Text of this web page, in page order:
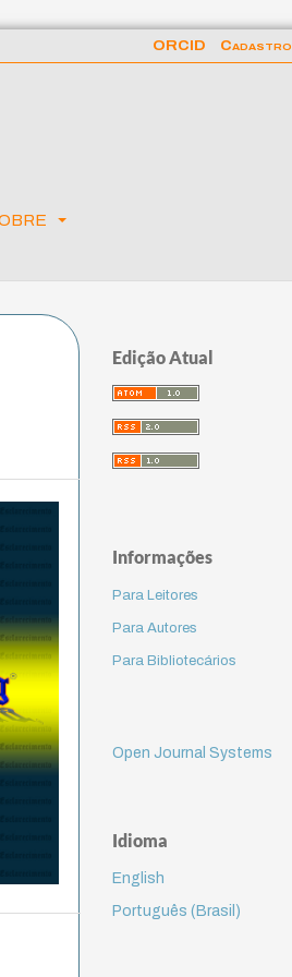
ORCID Cadastro
Edição Atual
Informações
Para Leitores
Para Autores
Para Bibliotecários
Open Journal Systems
Idioma
English
Português (Brasil)